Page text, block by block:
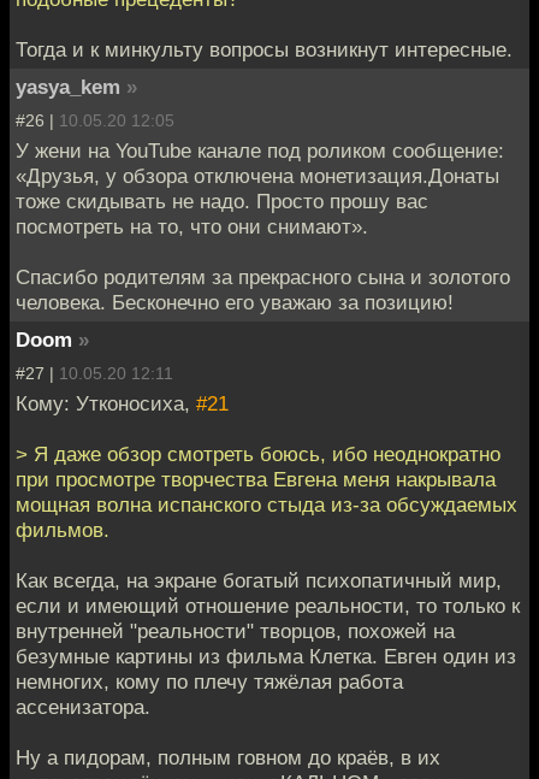
Тогда и к минкульту вопросы возникнут интересные.
yasya_kem »
#26 | 10.05.20 12:05
У жени на YouTube канале под роликом сообщение:
«Друзья, у обзора отключена монетизация.Донаты
тоже скидывать не надо. Просто прошу вас
посмотреть на то, что они снимают».
Спасибо родителям за прекрасного сына и золотого
человека. Бесконечно его уважаю за позицию!
Doom »
#27 | 10.05.20 12:11
Кому: Утконосиха, #21
> Я даже обзор смотреть боюсь, ибо неоднократно
при просмотре творчества Евгена меня накрывала
мощная волна испанского стыда из-за обсуждаемых
фильмов.
Как всегда, на экране богатый психопатичный мир,
если и имеющий отношение реальности, то только к
внутренней "реальности" творцов, похожей на
безумные картины из фильма Клетка. Евген один из
немногих, кому по плечу тяжёлая работа
ассенизатора.
Ну а пидорам, полным говном до краёв, в их